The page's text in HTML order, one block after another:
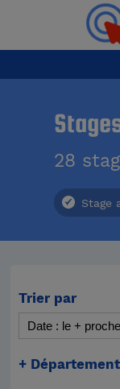
28
Stage
Trier par
Département